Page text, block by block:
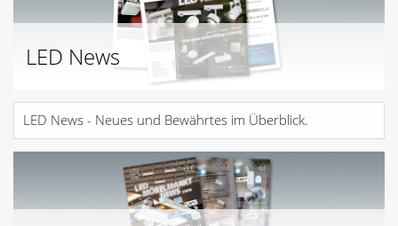
LED News
LED News - Neues und Bewährtes im Überblick.